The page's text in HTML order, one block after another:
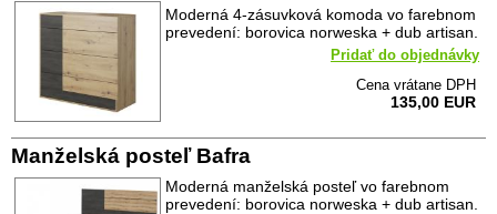
Moderná 4-zásuvková komoda vo farebnom
prevedení: borovica norweska + dub artisan.
Pridať do objednávky
Cena vrátane DPH
135,00 EUR
Manželská posteľ Bafra
Moderná manželská posteľ vo farebnom
prevedení: borovica norweska + dub artisan.